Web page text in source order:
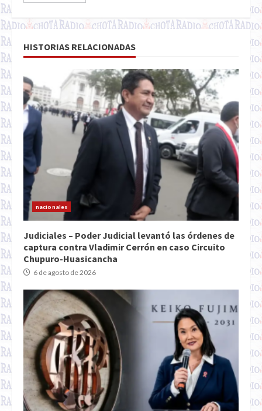
HISTORIAS RELACIONADAS
nacionales
Judiciales – Poder Judicial levantó las órdenes de
captura contra Vladimir Cerrón en caso Circuito
Chupuro-Huasicancha
6 de agosto de 2026